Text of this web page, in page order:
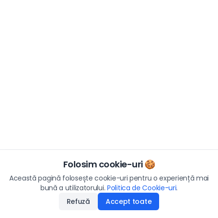
Folosim cookie-uri 🍪
Această pagină folosește cookie-uri pentru o experiență mai
bună a utilizatorului. Politica de Cookie-uri.
Refuză
Accept toate